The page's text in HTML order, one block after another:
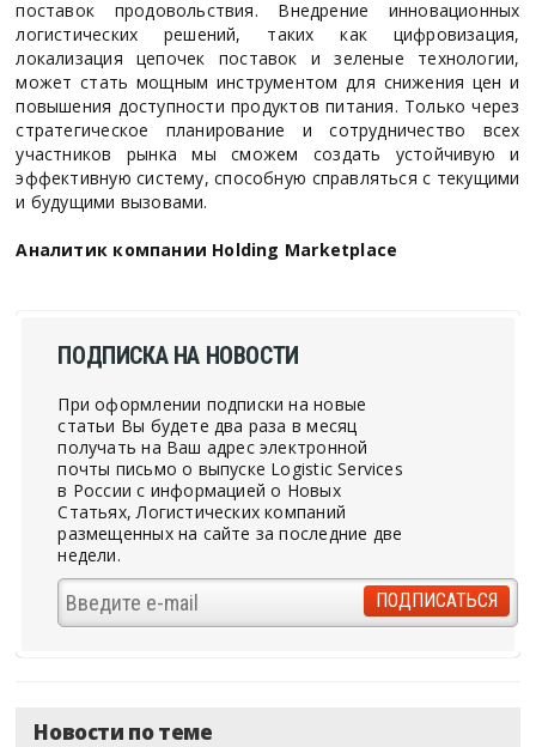
поставок продовольствия. Внедрение инновационных
логистических решений, таких как цифровизация,
локализация цепочек поставок и зеленые технологии,
может стать мощным инструментом для снижения цен и
повышения доступности продуктов питания. Только через
стратегическое планирование и сотрудничество всех
участников рынка мы сможем создать устойчивую и
эффективную систему, способную справляться с текущими
и будущими вызовами.
Аналитик компании Holding Marketplace
ПОДПИСКА НА НОВОСТИ
При оформлении подписки на новые
статьи Вы будете два раза в месяц
получать на Ваш адрес электронной
почты письмо о выпуске Logistic Services
в России с информацией о Новых
Статьях, Логистических компаний
размещенных на сайте за последние две
недели.
Новости по теме